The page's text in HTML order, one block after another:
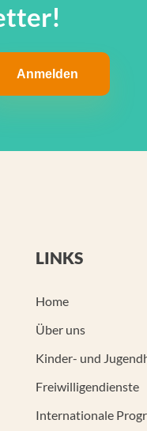
LINKS
Home
Über uns
Kinder- und
Freiwilligendienste
Internationale